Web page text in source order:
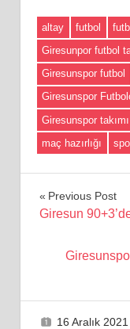
altay futbol
Giresunpor futbol
Giresunspor futbol
Giresunspor
Giresunspor takımı
maç hazırlığı
Yazı
Previous Post
Giresun 90+3’de
16 Aralık 2021